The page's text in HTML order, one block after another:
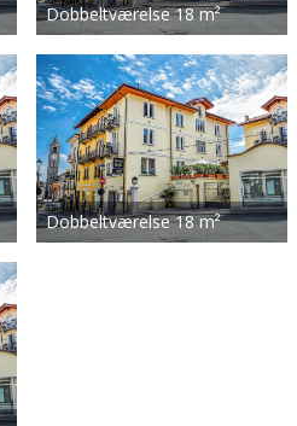
Dobbeltværelse 18 m²
Dobbeltværelse 18 m²